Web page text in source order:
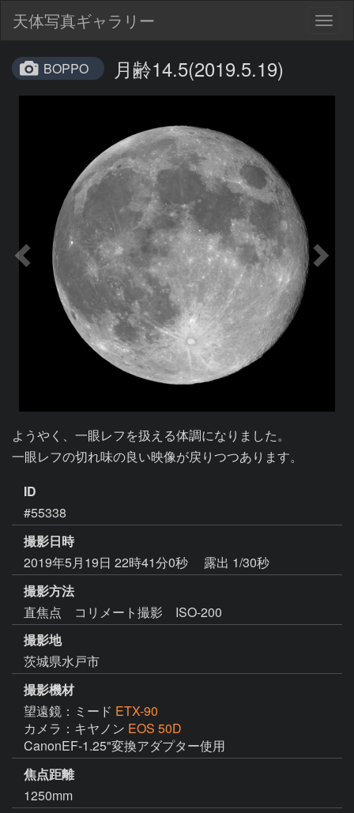
天体写真ギャラリー
BOPPO 月齢14.5(2019.5.19)
ようやく、一眼レフを扱える体調になりました。
一眼レフの切れ味の良い映像が戻りつつあります。
ID
#55338
撮影日時
2019年5月19日 22時41分0秒
露出 1/30秒
撮影方法
直焦点 コリメート撮影 ISO-200
撮影地
茨城県水戸市
撮影機材
望遠鏡：ミード ETX-90
カメラ：キヤノン EOS 50D
CanonEF-1.25"変換アダプター使用
焦点距離
1250mm